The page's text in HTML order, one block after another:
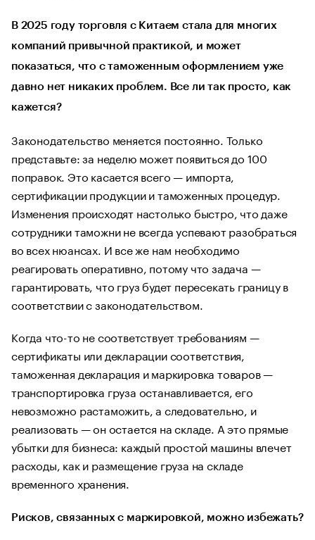
В 2025 году торговля с Китаем стала для многих
компаний привычной практикой, и может
показаться, что с таможенным оформлением уже
давно нет никаких проблем. Все ли так просто, как
кажется?
Законодательство меняется постоянно. Только
представьте: за неделю может появиться до 100
поправок. Это касается всего — импорта,
сертификации продукции и таможенных процедур.
Изменения происходят настолько быстро, что даже
сотрудники таможни не всегда успевают разобраться
во всех нюансах. И все же нам необходимо
реагировать оперативно, потому что задача —
гарантировать, что груз будет пересекать границу в
соответствии с законодательством.
Когда что-то не соответствует требованиям —
сертификаты или декларации соответствия,
таможенная декларация и маркировка товаров —
транспортировка груза останавливается, его
невозможно растаможить, а следовательно, и
реализовать — он остается на складе. А это прямые
убытки для бизнеса: каждый простой машины влечет
расходы, как и размещение груза на складе
временного хранения.
Рисков, связанных с маркировкой, можно избежать?